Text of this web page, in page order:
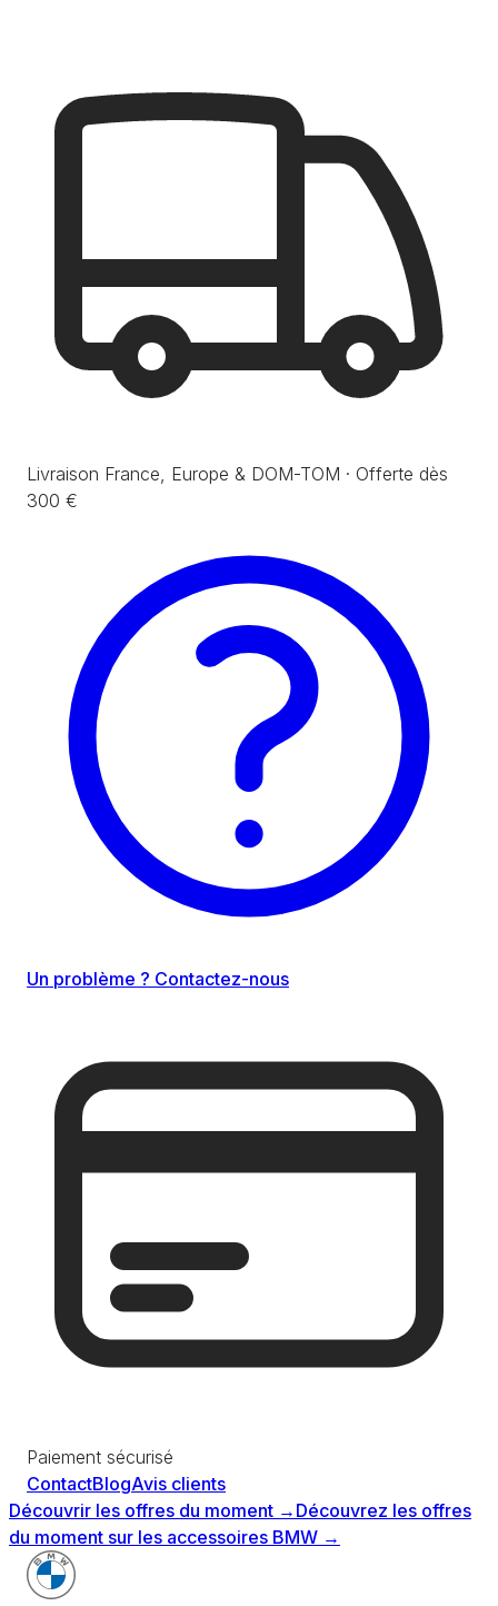
Livraison France, Europe & DOM-TOM · Offerte dès
300 €
Un problème ? Contactez-nous
Paiement sécurisé
ContactBlogAvis clients
Découvrir les offres du moment → Découvrez les offres
du moment sur les accessoires BMW →